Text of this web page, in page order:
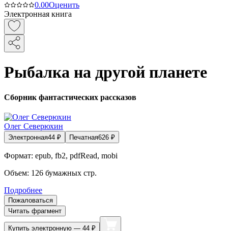
0.00Оценить
Электронная книга
Рыбалка на другой планете
Сборник фантастических рассказов
Олег Северюхин
Электронная44 ₽ Печатная626 ₽
Формат: epub, fb2, pdfRead, mobi
Объем: 126 бумажных стр.
Подробнее
Пожаловаться
Читать фрагмент
Купить электронную — 44 ₽